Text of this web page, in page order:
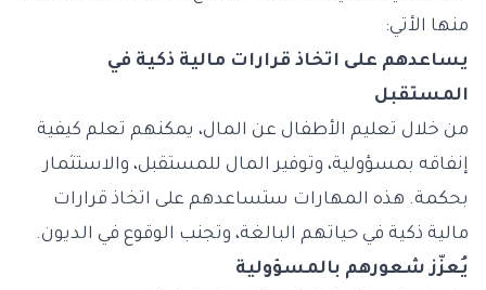
منها الأتي:
يساعدهم على اتخاذ قرارات مالية ذكية في
المستقبل
من خلال تعليم الأطفال عن المال، يمكنهم تعلم كيفية
إنفاقه بمسؤولية، وتوفير المال للمستقبل، والاستثمار
بحكمة. هذه المهارات ستساعدهم على اتخاذ قرارات
مالية ذكية في حياتهم البالغة، وتجنب الوقوع في الديون.
يُعزّز شعورهم بالمسؤولية